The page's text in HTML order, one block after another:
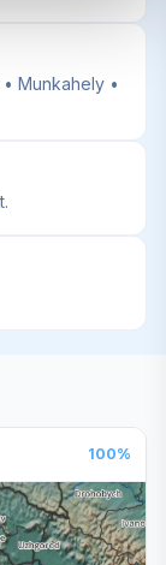
Munkahely •
100%